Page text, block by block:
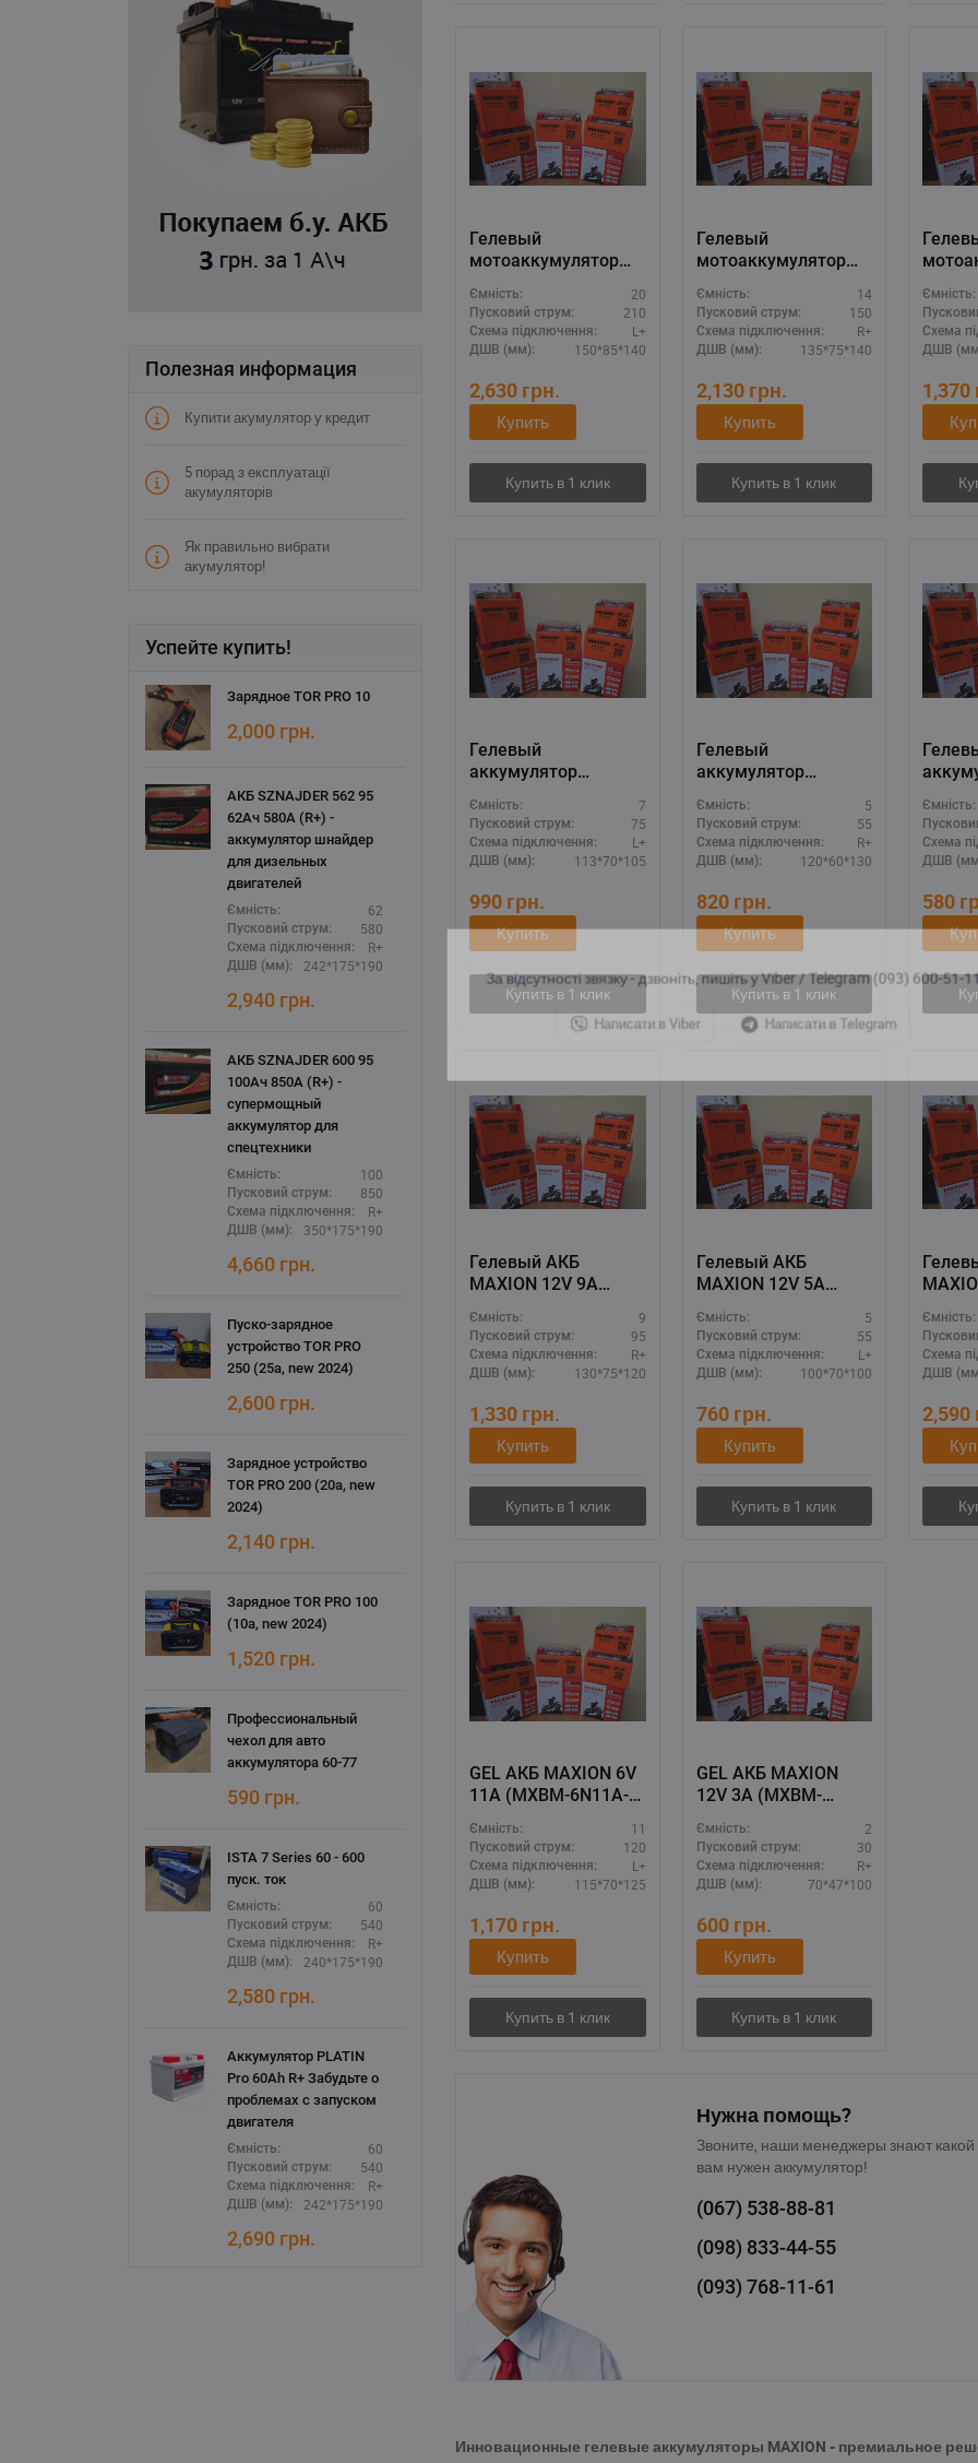
Полезная информация
Купити акумулятор у кредит
5 порад з експлуатації
акумуляторів
Як правильно вибрати
акумулятор!
Успейте купить!
Зарядное TOR PRO 10
2,000 грн.
АКБ SZNAJDER 562 95
62Ач 580А (R+) -
аккумулятор шнайдер
для дизельных
двигателей
Ємність: 62
Пусковий струм: 580
Схема підключення: R+
ДШВ (мм): 242*175*190
2,940 грн.
АКБ SZNAJDER 600 95
100Ач 850А (R+) -
супермощный
аккумулятор для
спецтехники
Ємність: 100
Пусковий струм: 850
Схема підключення: R+
ДШВ (мм): 350*175*190
4,660 грн.
Пуско-зарядное
устройство TOR PRO
250 (25а, new 2024)
2,600 грн.
Зарядное устройство
TOR PRO 200 (20а, new
2024)
2,140 грн.
Зарядное TOR PRO 100
(10а, new 2024)
1,520 грн.
Профессиональный
чехол для авто
аккумулятора 60-77
590 грн.
ISTA 7 Series 60 - 600
пуск. ток
Ємність: 60
Пусковий струм: 540
Схема підключення: R+
ДШВ (мм): 240*175*190
2,580 грн.
Аккумулятор PLATIN
Pro 60Ah R+ Забудьте о
проблемах с запуском
двигателя
Ємність: 60
Пусковий струм: 540
Схема підключення: R+
ДШВ (мм): 242*175*190
2,690 грн.
Гелевый
мотоаккумулятор
(MXBM-YT20L-4 GEL)
Ємність: 20
Пусковий струм: 210
Схема підключення: L+
ДШВ (мм): 150*85*140
2,630 грн.
Купить
Гелевый
мотоаккумулятор
(MXBM-YB16L-BS
GEL)
Ємність: 14
Пусковий струм: 150
Схема підключення: R+
ДШВ (мм): 135*75*140
2,130 грн.
Купить
GEL)
Ємність:
Схема
ДШВ
1,370
Гелевый
аккумулятор
MAXION 12V 7A
(MXBM-YTX7L-BS
GEL)
Ємність: 7
Пусковий струм: 75
Схема підключення: L+
ДШВ (мм): 113*70*105
990 грн.
Купить
Гелевый
аккумулятор
MAXION 12V 5A
(MXBM-12N5L-BS
GEL)
Ємність: 5
Пусковий струм: 55
Схема підключення: R+
ДШВ (мм): 120*60*130
820 грн.
Купить
Ємність:
Схема
ДШВ
580
Гелевый АКБ
MAXION 12V 9A
GEL)
Ємність: 9
Пусковий струм: 95
Схема підключення: R+
ДШВ (мм): 130*75*120
1,330 грн.
Купить
Гелевый АКБ
MAXION 12V 5A
GEL)
Ємність: 5
Пусковий струм: 55
Схема підключення: L+
ДШВ (мм): 100*70*100
760 грн.
Купить
Ємність:
Схема
ДШВ
2,590
GEL АКБ MAXION 6V
11A (MXBM-6N11A-
BS GEL)
Ємність: 11
Пусковий струм: 120
Схема підключення: L+
ДШВ (мм): 115*70*125
1,170 грн.
Купить
GEL АКБ MAXION
12V 3A (MXBM-
YTR4A-BS GEL)
Ємність: 2
Пусковий струм: 30
Схема підключення: R+
ДШВ (мм): 70*47*100
600 грн.
Купить
Нужна помощь?
Звоните, наши менеджеры знают какой
вам нужен аккумулятор!
(067) 538-88-81
(098) 833-44-55
(093)768-11-61
Инновационные гелевые аккумуляторы MAXION - премиальное
За відсутності звязку - дзвоніть, пишіть у Viber / Telegram (093) 600-51-11
Написати в Viber Написати в Telegram